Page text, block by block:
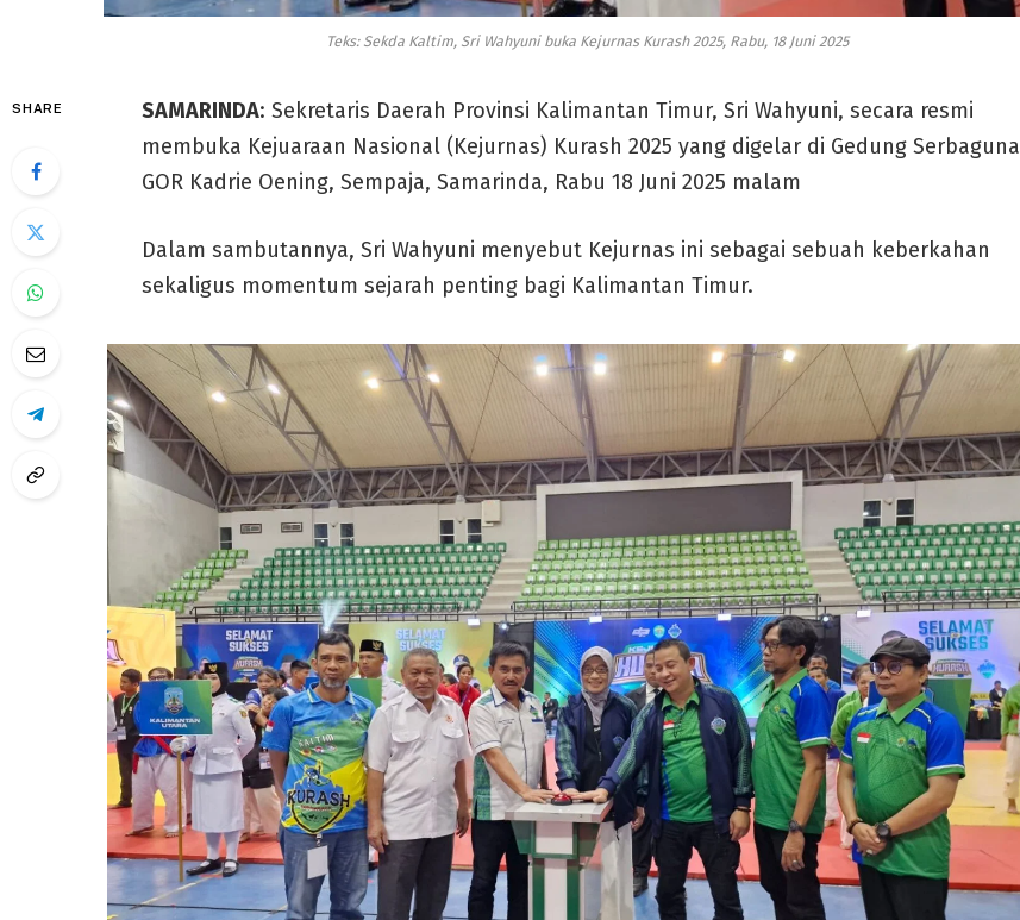
Teks: Sekda Kaltim, Sri Wahyuni buka Kejurnas Kurash 2025, Rabu, 18 Juni 2025
SHARE SAMARINDA: Sekretaris Daerah Provinsi Kalimantan Timur, Sri Wahyuni, secara resmi
membuka Kejuaraan Nasional (Kejurnas) Kurash 2025 yang digelar di Gedung Serbaguna
GOR Kadrie Oening, Sempaja, Samarinda, Rabu 18 Juni 2025 malam
Dalam sambutannya, Sri Wahyuni menyebut Kejurnas ini sebagai sebuah keberkahan
sekaligus momentum sejarah penting bagi Kalimantan Timur.